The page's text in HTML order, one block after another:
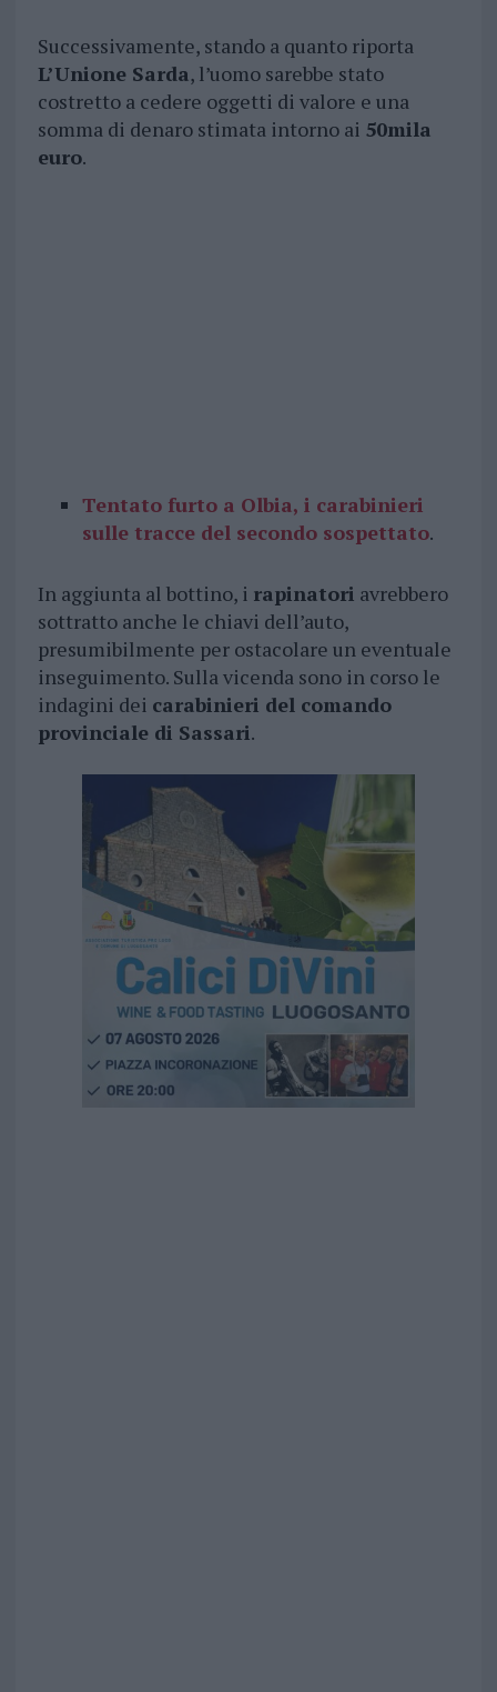
Successivamente, stando a quanto riporta
L’Unione Sarda, l’uomo sarebbe stato
costretto a cedere oggetti di valore e una
somma di denaro stimata intorno ai 50mila
euro.
Tentato furto a Olbia, i carabinieri
sulle tracce del secondo sospettato.
In aggiunta al bottino, i rapinatori avrebbero
sottratto anche le chiavi dell’auto,
presumibilmente per ostacolare un eventuale
inseguimento. Sulla vicenda sono in corso le
indagini dei carabinieri del comando
provinciale di Sassari.